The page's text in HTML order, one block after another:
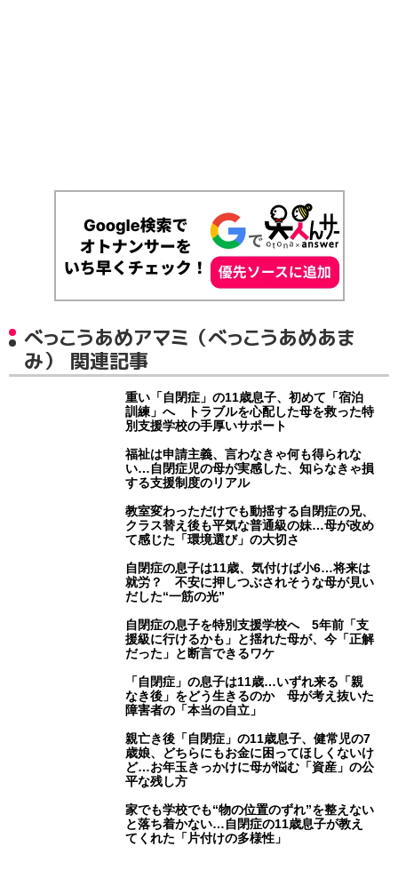
べっこうあめアマミ（べっこうあめあま
み） 関連記事
重い「自閉症」の11歳息子、初めて「宿泊
訓練」へ トラブルを心配した母を救った特
別支援学校の手厚いサポート
福祉は申請主義、言わなきゃ何も得られな
い…自閉症児の母が実感した、知らなきゃ損
する支援制度のリアル
教室変わっただけでも動揺する自閉症の兄、
クラス替え後も平気な普通級の妹…母が改め
て感じた「環境選び」の大切さ
自閉症の息子は11歳、気付けば小6…将来は
就労？ 不安に押しつぶされそうな母が見い
だした“一筋の光”
自閉症の息子を特別支援学校へ 5年前「支
援級に行けるかも」と揺れた母が、今「正解
だった」と断言できるワケ
「自閉症」の息子は11歳…いずれ来る「親
なき後」をどう生きるのか 母が考え抜いた
障害者の「本当の自立」
親亡き後「自閉症」の11歳息子、健常児の7
歳娘、どちらにもお金に困ってほしくないけ
ど…お年玉きっかけに母が悩む「資産」の公
平な残し方
家でも学校でも“物の位置のずれ”を整えない
と落ち着かない…自閉症の11歳息子が教え
てくれた「片付けの多様性」